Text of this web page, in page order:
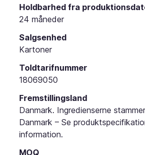
Holdbarhed fra
24 måneder
Salgsenhed
Kartoner
Toldtarifnummer
18069050
Fremstillingsland
Danmark. Ingredienserne
Danmark – Se
information.
MOQ